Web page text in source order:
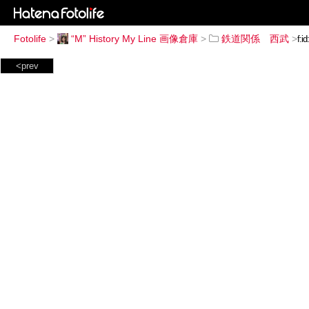
Fotolife > “M” History My Line 画像倉庫 > 鉄道関係 西武 >
<prev